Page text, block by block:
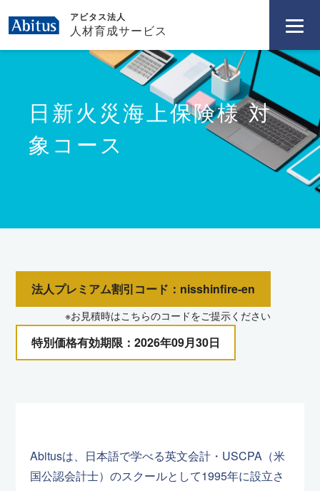
アビタス法人
人材育成サービス
日新火災海上保険様 対
象コース
法人プレミアム割引コード：nisshinfire-en
※お見積時はこちらのコードをご提示ください
特別価格有効期限：2026年09月30日
Abitusは、日本語で学べる英文会計・USCPA（米
国公認会計士）のスクールとして1995年に設立さ